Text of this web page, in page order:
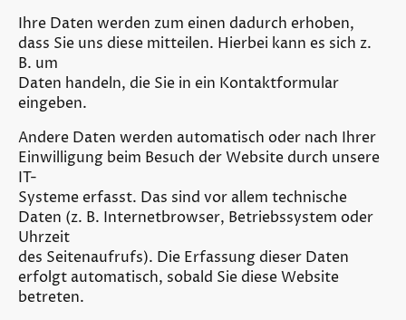
Ihre Daten werden zum einen dadurch erhoben,
dass Sie uns diese mitteilen. Hierbei kann es sich z.
B. um
Daten handeln, die Sie in ein Kontaktformular
eingeben.
Andere Daten werden automatisch oder nach Ihrer
Einwilligung beim Besuch der Website durch unsere
IT-
Systeme erfasst. Das sind vor allem technische
Daten (z. B. Internetbrowser, Betriebssystem oder
Uhrzeit
des Seitenaufrufs). Die Erfassung dieser Daten
erfolgt automatisch, sobald Sie diese Website
betreten.